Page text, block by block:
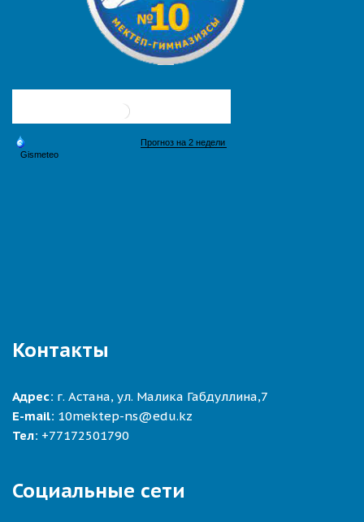
Контакты
Адрес: г. Астана, ул. Малика Габдуллина,7
E-mail: 10mektep-ns@edu.kz
Тел: +77172501790
Социальные сети